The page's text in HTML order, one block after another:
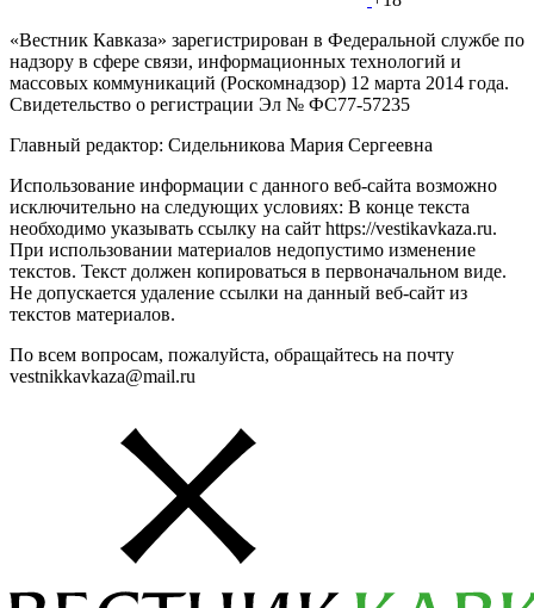
«Вестник Кавказа» зарегистрирован в Федеральной службе по
надзору в сфере связи, информационных технологий и
массовых коммуникаций (Роскомнадзор) 12 марта 2014 года.
Свидетельство о регистрации Эл № ФС77-57235
Главный редактор: Сидельникова Мария Сергеевна
Использование информации с данного веб-сайта возможно
исключительно на следующих условиях: В конце текста
необходимо указывать ссылку на сайт https://vestikavkaza.ru.
При использовании материалов недопустимо изменение
текстов. Текст должен копироваться в первоначальном виде.
Не допускается удаление ссылки на данный веб-сайт из
текстов материалов.
По всем вопросам, пожалуйста, обращайтесь на почту
vestnikkavkaza@mail.ru